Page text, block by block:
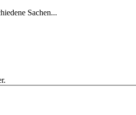
Sachen...